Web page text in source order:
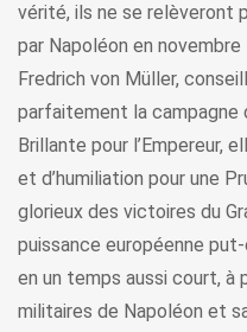
vérité, ils ne se relèveront
par Napoléon en
Fredrich von Müller,
parfaitement la campagne
Brillante pour l’Empereur,
et d’humiliation pour une
glorieux des victoires du
puissance européenne
en un temps aussi court, à
militaires de Napoléon et